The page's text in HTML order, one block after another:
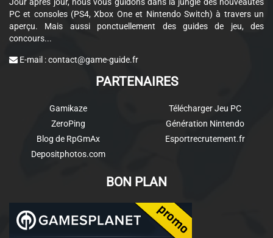
PC et consoles (PS4, Xbox One et Nintendo Switch) à travers un
aperçu. Mais aussi ponctuellement des guides de jeu, des
concours...
E-mail :contact@game-guide.fr
PARTENAIRES
Gamikaze
ZeroPing
Blog de RpGmAx
Depositphotos.com
Télécharger Jeu PC
Génération Nintendo
Esportrecrutement.fr
BON PLAN